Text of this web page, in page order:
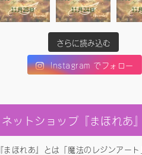
さらに読み込む
Instagram でフォロー
ネットショップ『まほれあ』
『まほれあ』とは「魔法のレジンアー